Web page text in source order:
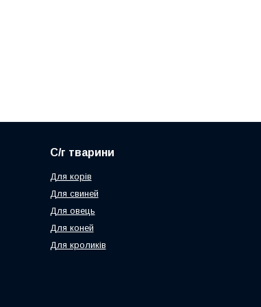
С/г тварини
Для корів
Для свиней
Для овець
Для коней
Для кроликів